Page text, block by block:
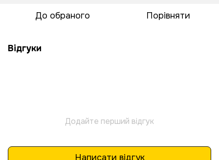
До обраного Порівняти
Відгуки
Додайте перший відгук
Написати відгук